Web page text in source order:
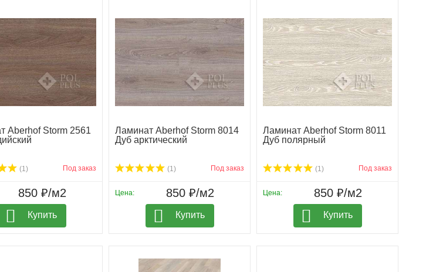
Aberhof Storm 2561
(1) Под заказ
850 ₽/м2
Купить
Ламинат Aberhof Storm 8014
Дуб арктический
(1) Под заказ
Цена: 850 ₽/м2
Купить
Ламинат Aberhof Storm 8011
Дуб полярный
(1) Под заказ
Цена: 850 ₽/м2
Купить